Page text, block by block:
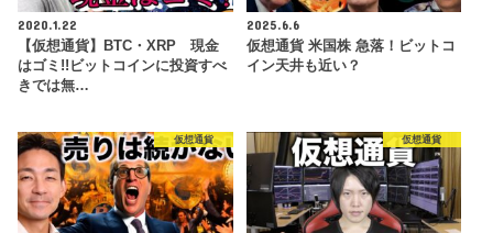
2020.1.22
【仮想通貨】BTC・XRP 現金
はゴミ!!ビットコインに投資すべ
きでは無…
2025.6.6
仮想通貨 米国株 急落！ビットコ
イン天井も近い？
仮想通貨 仮想通貨